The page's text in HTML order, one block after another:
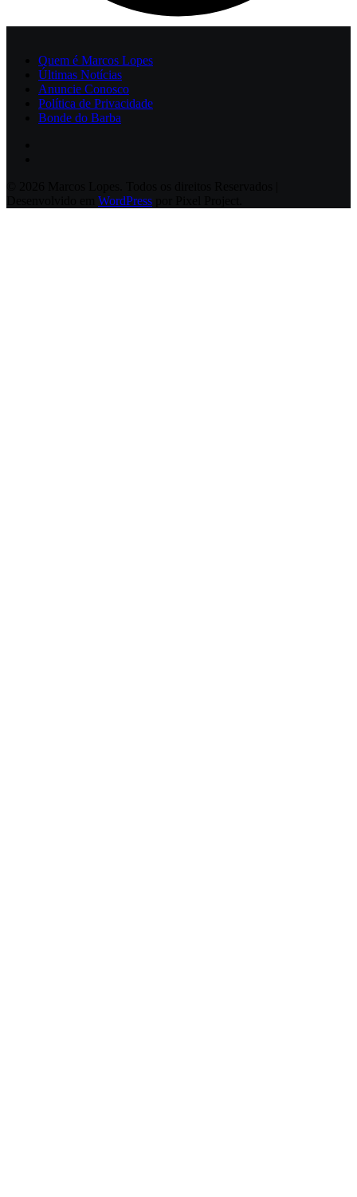
Quem é Marcos Lopes
Últimas Notícias
Anuncie Conosco
Política de Privacidade
Bonde do Barba
WordPress